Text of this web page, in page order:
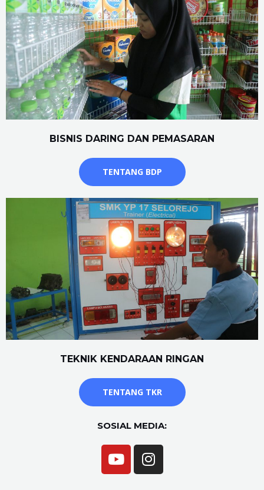
BISNIS DARING DAN PEMASARAN
TENTANG BDP
TEKNIK KENDARAAN RINGAN
TENTANG TKR
SOSIAL MEDIA: